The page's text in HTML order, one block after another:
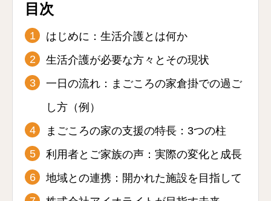
目次
はじめに：生活介護とは何か
生活介護が必要な方々とその現状
一日の流れ：まごころの家倉掛での過ご
し方（例）
まごころの家の支援の特長：3つの柱
利用者とご家族の声：実際の変化と成長
地域との連携：開かれた施設を目指して